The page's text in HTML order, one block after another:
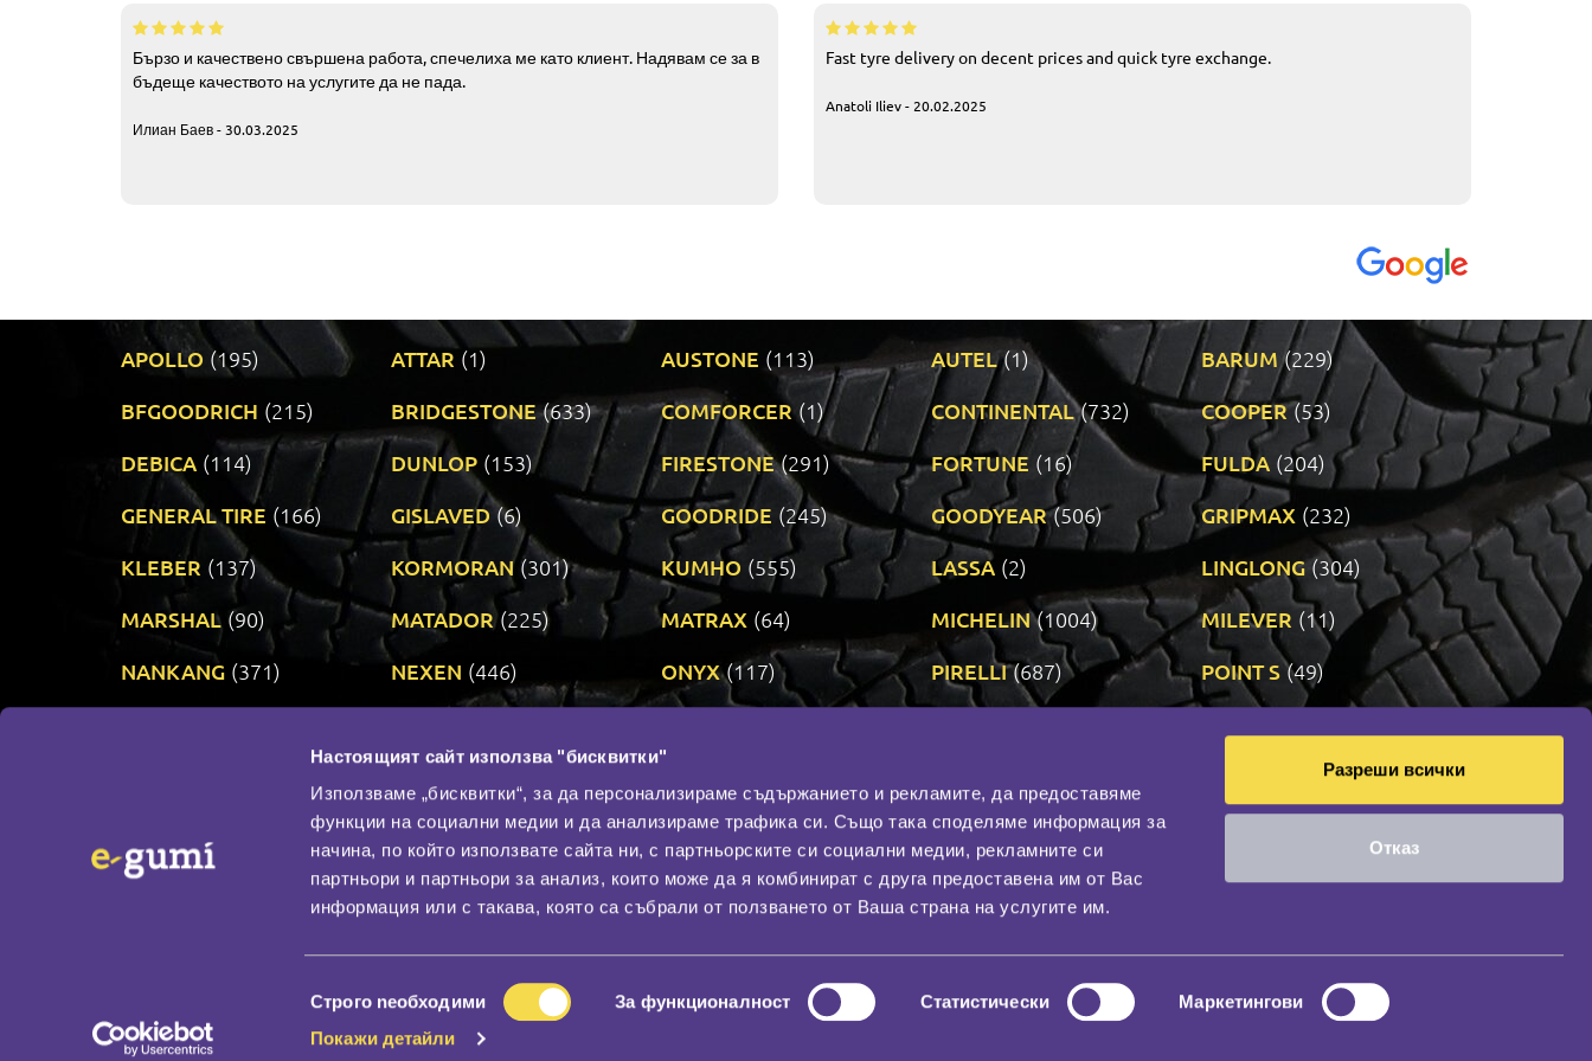
Настоящият сайт използва "бисквитки"
Използваме „бисквитки“, за да персонализираме съдържанието и рекламите, да предоставяме
функции на социални медии и да анализираме трафика си. Също така споделяме информация за
начина, по който използвате сайта ни, с партньорските си социални медии, рекламните си
партньори и партньори за анализ, които може да я комбинират с друга предоставена им от Вас
информация или с такава, която са събрали от ползването от Ваша страна на услугите им.
на
съгласие
Строго nеобходими За функционалност Статистически
Маркетингови
Покажи детайли
Разреши всички
Отказ
Бързо и качествено свършена работа, спечелиха ме като клиент. Надявам се за в
бъдеще качеството на услугите да не пада.
Илиан Баев - 30.03.2025
Fast tyre delivery on decent prices and quick tyre exchange.
Anatoli Iliev - 20.02.2025
APOLLO (195) ATTAR (1) AUSTONE (113) AUTEL (1) BARUM (229)
BFGOODRICH (215) BRIDGESTONE (633) COMFORCER (1) CONTINENTAL (732) COOPER (53)
DEBICA (114) DUNLOP (153) FIRESTONE (291) FORTUNE (16) FULDA (204)
GENERAL TIRE (166) GISLAVED (6) GOODRIDE (245) GOODYEAR (506) GRIPMAX (232)
KLEBER (137) KORMORAN (301) KUMHO (555) LASSA (2) LINGLONG (304)
MARSHAL (90) MATADOR (225) MATRAX (64) MICHELIN (1004) MILEVER (11)
NANKANG (371) NEXEN (446) ONYX (117) PIRELLI (687) POINT S (49)
VREDESTEIN (467)
По бранд
Промотирани гуми
Доставка и плащане
Политика за поверителност
Контакти
За нас
Гаранция
Социална мрежа
НАШИЯТ БЛОГ